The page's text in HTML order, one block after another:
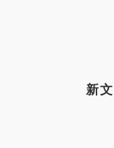
新